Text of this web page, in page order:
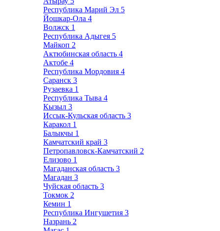
Республика Марий Эл 5
Йошкар-Ола 4
Волжск 1
Республика Адыгея 5
Майкоп 2
Актюбинская область 4
Актобе 4
Республика Мордовия 4
Саранск 3
Рузаевка 1
Республика Тыва 4
Кызыл 3
Иссык-Кульская область 3
Каракол 1
Балыкчы 1
Камчатский край 3
Петропавловск-Камчатский 2
Елизово 1
Магаданская область 3
Магадан 3
Чуйская область 3
Токмок 2
Кемин 1
Республика Ингушетия 3
Назрань 2